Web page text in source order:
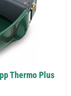
Thermo Plus